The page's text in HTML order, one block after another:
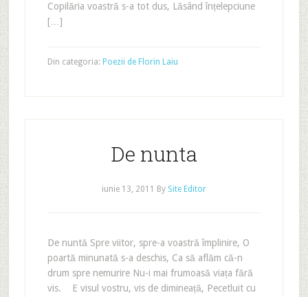
Copilăria voastră s-a tot dus, Lăsând înțelepciune
[…]
Din categoria: Poezii de Florin Laiu
De nunta
iunie 13, 2011 By Site Editor
De nuntă Spre viitor, spre-a voastră împlinire, O
poartă minunată s-a deschis, Ca să aflăm că-n
drum spre nemurire Nu-i mai frumoasă viața fără
vis. E visul vostru, vis de dimineață, Pecetluit cu